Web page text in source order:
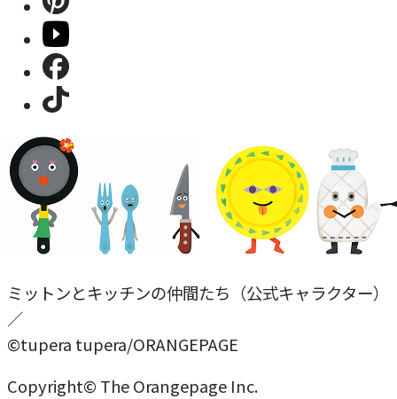
ミットンとキッチンの仲間たち（公式キャラクター）
／
©tupera tupera/ORANGEPAGE
Copyright© The Orangepage Inc.